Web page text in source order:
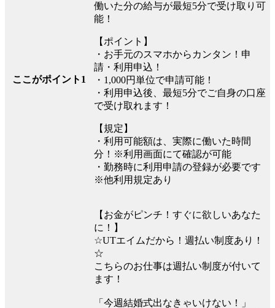
ここがポイント1
働いた分の給与が最短5分で受け取り可
能！
【ポイント】
・お手元のスマホからカンタン！申
請・利用申込！
・1,000円単位で申請可能！
・利用申込後、最短5分でご自身の口座
で受け取れます！
【規定】
・利用可能額は、実際に働いた時間
分！※利用画面にて確認が可能
・勤務時に利用申請の登録が必要です
※他利用規定あり
【お金がピンチ！すぐに欲しいあなた
に！】
☆UTエイムだから！週払い制度あり！
☆
こちらのお仕事は週払い制度が付いて
ます！
「今週結婚式出なきゃいけない！」